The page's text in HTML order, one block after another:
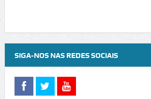
SIGA-NOS NAS REDES SOCIAIS